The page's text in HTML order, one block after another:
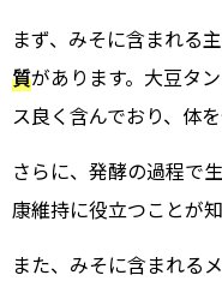
まず、みそに含まれる
質があります。大豆タ
ス良く含んでおり、体
さらに、発酵の過程で
康維持に役立つことが
また、みそに含まれる